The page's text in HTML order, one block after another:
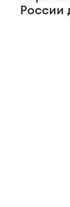
России